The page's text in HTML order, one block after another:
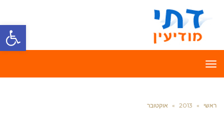
פתח
תפריט
ראשי »
2013
» אוקטובר